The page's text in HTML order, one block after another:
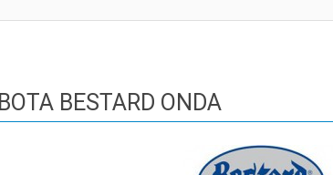
BOTA BESTARD ONDA